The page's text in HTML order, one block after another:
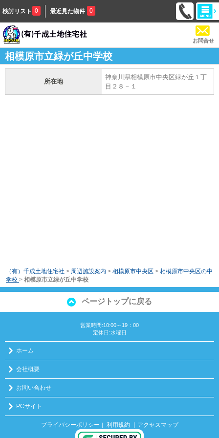
検討リスト 0 最近見た物件 0
お問合せ
相模原市立緑が丘中学校
所在地
神奈川県相模原市中央区緑が丘１丁
目２８－１
（有）千成土地住宅社 > 周辺施設案内 > 相模原市中央区 > 相模原市中央区の中
学校 > 相模原市立緑が丘中学校
ページトップに戻る
営業時間:10:00～19：00
定休日:水曜日
ホーム
会社概要
お問い合わせ
PCサイト
プライバシーポリシー ｜ 利用規約 ｜アクセスマップ